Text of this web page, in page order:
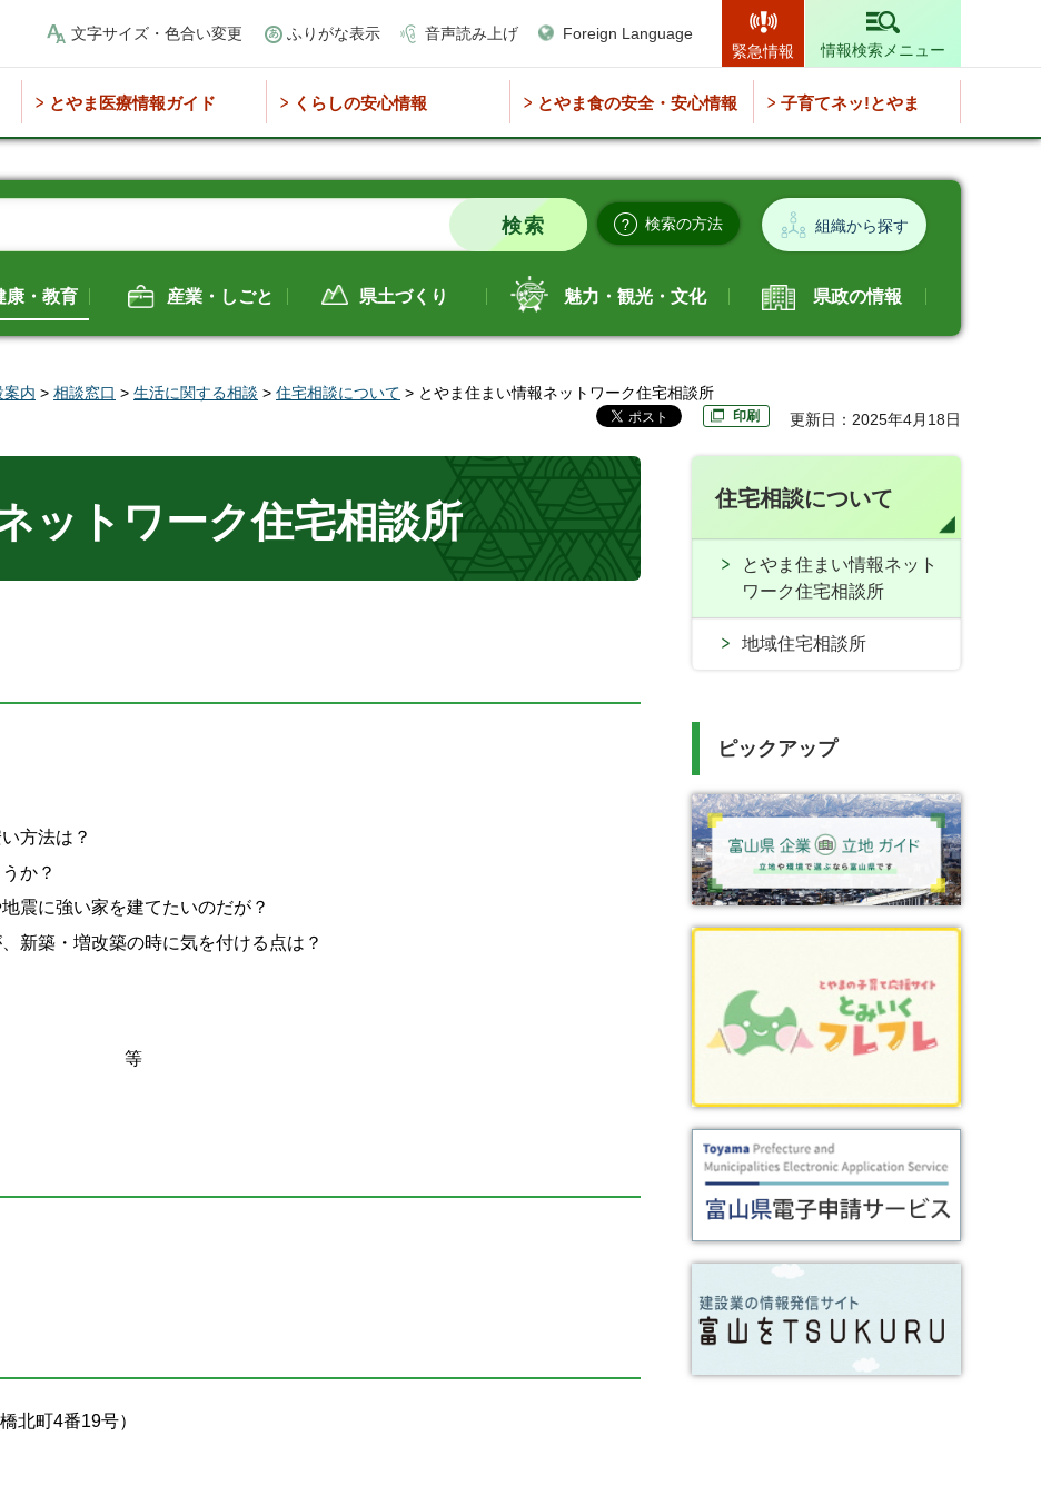
文字サイズ・色合い変更 ふりがな表示 音声読み上げ
Foreign Language
緊急情報
情報検索メニュー
とやま医療情報ガイド くらしの安心情報 とやま食の安全・安心情報 子育てネッ!とやま
検索の方法 組織から探す
康・教育 産業・しごと 県土づくり 魅力・観光・文化 県政の情報
案内 > 相談窓口 > 生活に関する相談 > 住宅相談について > とやま住まい情報ネットワーク住宅相談所
印刷 更新日：2025年4月18日
ットワーク住宅相談所
方法は？
か？
震に強い家を建てたいのだが？
新築・増改築の時に気を付ける点は？
等
北町4番19号）
住宅相談について
とやま住まい情報ネット
ワーク住宅相談所
地域住宅相談所
ピックアップ